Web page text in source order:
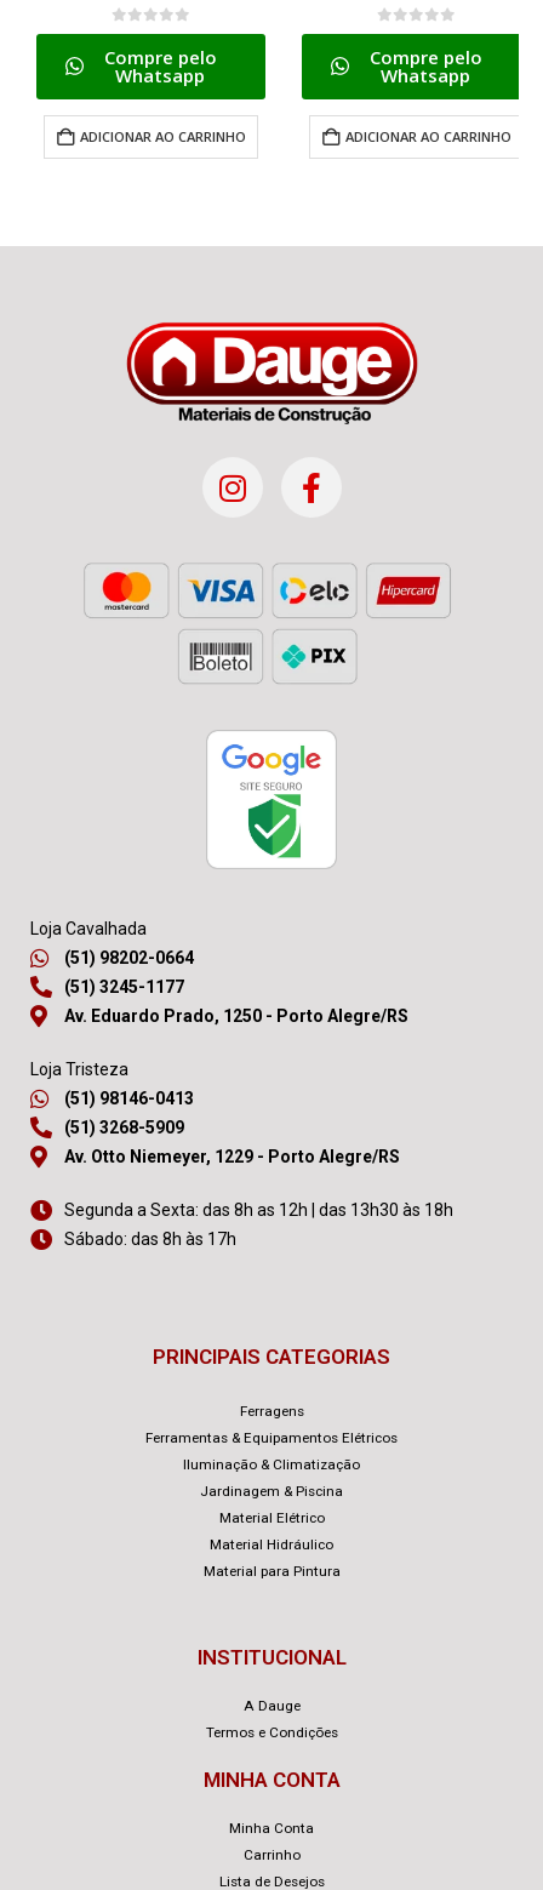
0de 5
Compre pelo
Whatsapp
ADICIONAR AO CARRINHO
0de 5
Compre pelo
Whatsapp
ADICIONAR AO CARRINHO
Loja Cavalhada
(51) 98202-0664
(51) 3245-1177
Av. Eduardo Prado, 1250 - Porto Alegre/RS
Loja Tristeza
(51) 98146-0413
(51) 3268-5909
Av. Otto Niemeyer, 1229 - Porto Alegre/RS
Segunda a Sexta: das 8h as 12h | das 13h30 às 18h
Sábado: das 8h às 17h
PRINCIPAIS CATEGORIAS
Ferragens
Ferramentas & Equipamentos Elétricos
Iluminação & Climatização
Jardinagem & Piscina
Material Elétrico
Material Hidráulico
Material para Pintura
INSTITUCIONAL
A Dauge
Termos e Condições
MINHA CONTA
Minha Conta
Carrinho
Lista de Desejos